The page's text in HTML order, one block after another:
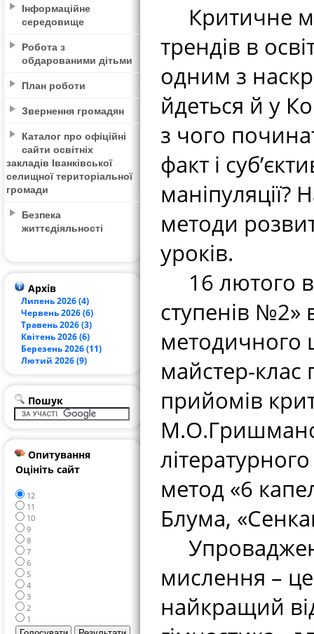
Інформаційне
середовище
Робота з
обдарованими дітьми
План роботи
Звернення громадян
Каталог про офіційні
сайти освітніх
закладів Іванківської
селищної територіальної
громади
Безпека
життєдіяльності
Архів
Липень 2026 (4)
Червень 2026 (6)
Травень 2026 (3)
Квітень 2026 (6)
Березень 2026 (11)
Лютий 2026 (9)
Пошук
Опитування
Оцініть сайт
12
11
10
9
8
7
6
5
4
3
2
1
Критичне
трендів в
одним з
йдеться й у
з чого
факт і
маніпуляції?
методи
уроків.
16 лютого в
ступенів №2»
методичного
майстер-клас
прийомів
метод «6
Блума,
мислення –
найкращий